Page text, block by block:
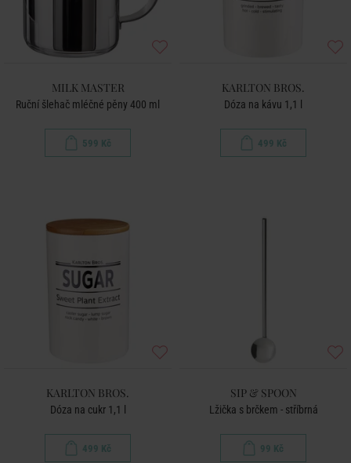
MILK MASTER
Ruční šlehač mléčné pěny 400 ml
599 Kč
KARLTON BROS.
Dóza na kávu 1,1 l
499 Kč
KARLTON BROS.
Dóza na cukr 1,1 l
499 Kč
SIP & SPOON
Lžička s brčkem - stříbrná
99 Kč